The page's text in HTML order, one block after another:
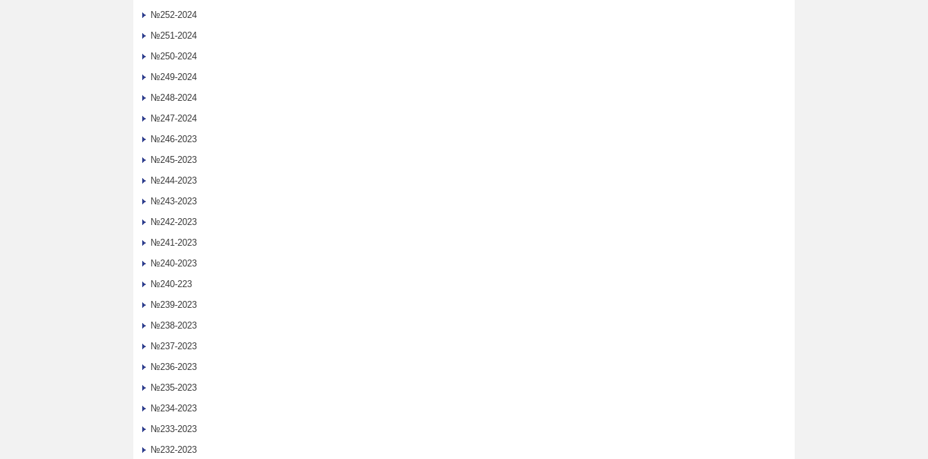
№252-2024
№251-2024
№250-2024
№249-2024
№248-2024
№247-2024
№246-2023
№245-2023
№244-2023
№243-2023
№242-2023
№241-2023
№240-2023
№240-223
№239-2023
№238-2023
№237-2023
№236-2023
№235-2023
№234-2023
№233-2023
№232-2023